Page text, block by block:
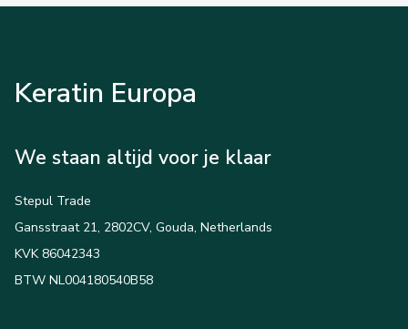
Keratin Europa
We staan altijd voor je klaar
Stepul Trade
Gansstraat 21, 2802CV, Gouda, Netherlands
KVK 86042343
BTW NL004180540B58